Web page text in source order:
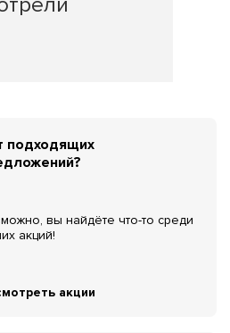
подходящих
вы найдёте что-то среди
акций!
акции